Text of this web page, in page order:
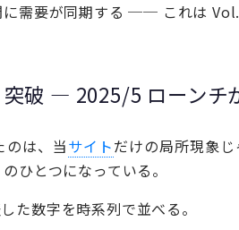
需要が同期する ── これは
破 — 2025/5 ローンチ
のは、当サイトだけの局所現象
ひとつになっている。
数字を時系列で並べる。